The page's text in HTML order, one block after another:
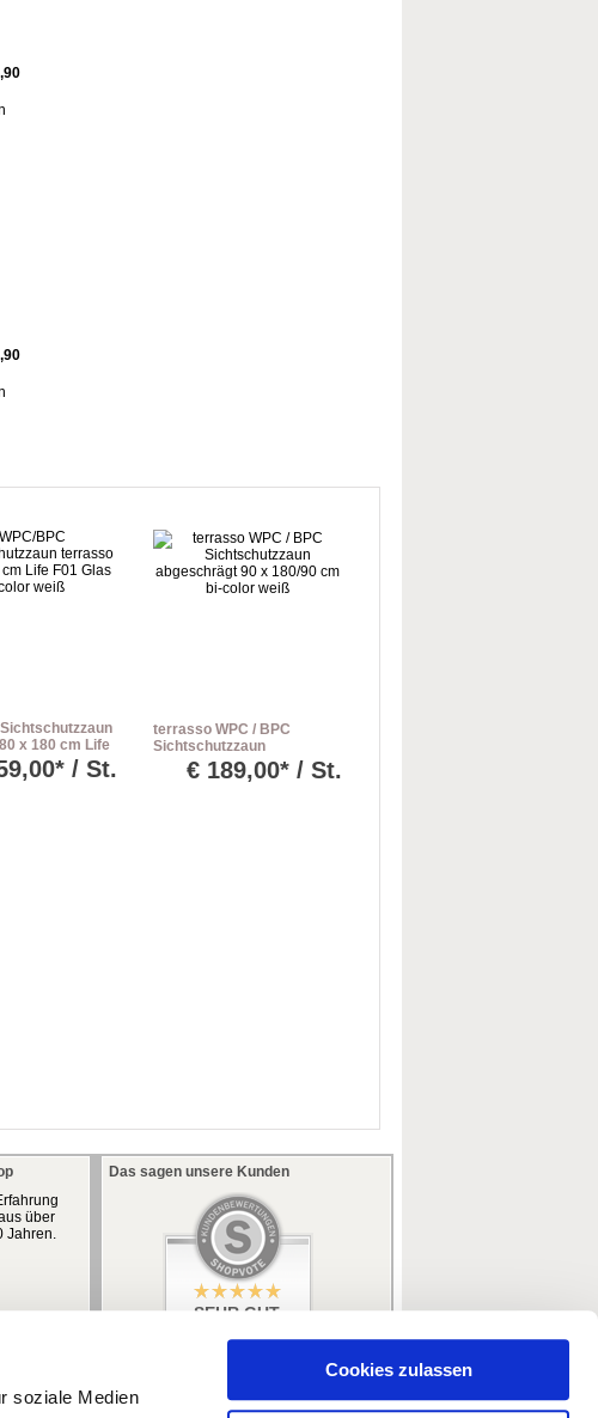
soziale Medien
Cookies zulassen
x 180 cm Life
color weiß/ St.
terrasso WPC / BPC
Sichtschutzzaun
abgeschrägt 90 x 180/90
cm bi-color weiß
€ 189,00* / St.
Das sagen unsere Kunden
SEHR GUT